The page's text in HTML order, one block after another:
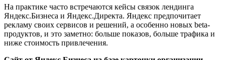
На практике часто встречаются кейсы связок лендинга
Яндекс.Бизнеса и Яндекс.Директа. Яндекс предпочитает
рекламу своих сервисов и решений, а особенно новых beta-
продуктов, и это заметно: больше показов, больше трафика и
ниже стоимость привлечения.